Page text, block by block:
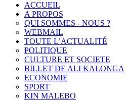
ACCUEIL
A PROPOS
QUI SOMMES - NOUS ?
WEBMAIL
TOUTE L’ACTUALITÉ
POLITIQUE
CULTURE ET SOCIETE
BILLET DE ALI KALONGA
ECONOMIE
SPORT
KIN MALEBO